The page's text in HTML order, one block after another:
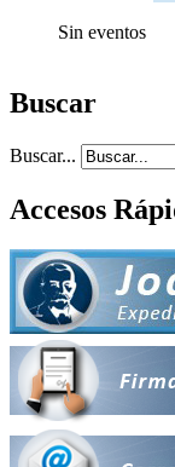
Sin eventos
Buscar
Buscar...
Accesos